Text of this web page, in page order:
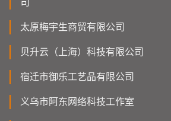
司
太原梅宇生商贸有限公司
贝升云（上海）科技有限公司
宿迁市御乐工艺品有限公司
义乌市阿东网络科技工作室